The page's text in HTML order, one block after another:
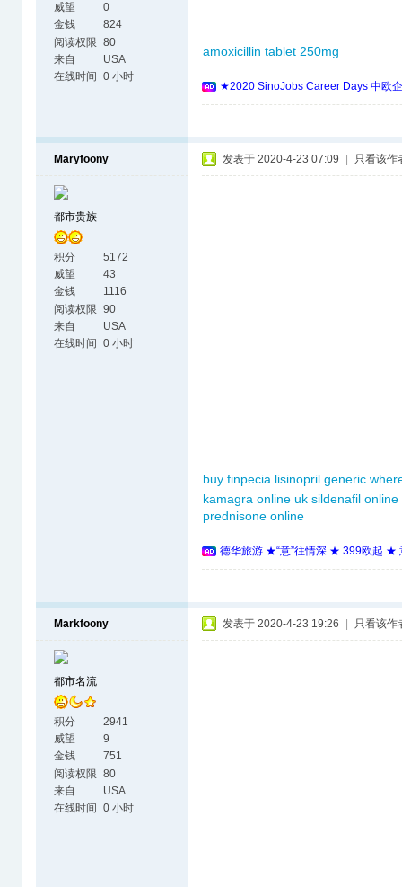
威望
0
金钱
824
阅读权限 80
来自
USA
在线时间
0 小时
amoxicillin tablet 250mg
★2020 SinoJobs Career Days 中欧
Maryfoony
都市贵族
积分
5172
威望
43
金钱
1116
阅读权限 90
来自
USA
在线时间
0 小时
发表于 2020-4-23 07:09 只看该作
buy finpecia lisinopril generic
kamagra online uk sildenafil online
prednisone online
德华旅游 ★“意”往情深 ★ 399欧起 ★
Markfoony
都市名流
积分
2941
威望
9
金钱
751
阅读权限 80
来自
USA
在线时间
0 小时
发表于 2020-4-23 19:26 只看该作